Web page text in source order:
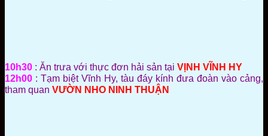
10h30 : Ăn trưa với thực đơn hải sản tại VỊNH VĨNH HY
12h00 : Tạm biệt Vĩnh Hy, tàu đáy kính đưa đoàn vào cảng,
tham quan VƯỜN NHO NINH THUẬN